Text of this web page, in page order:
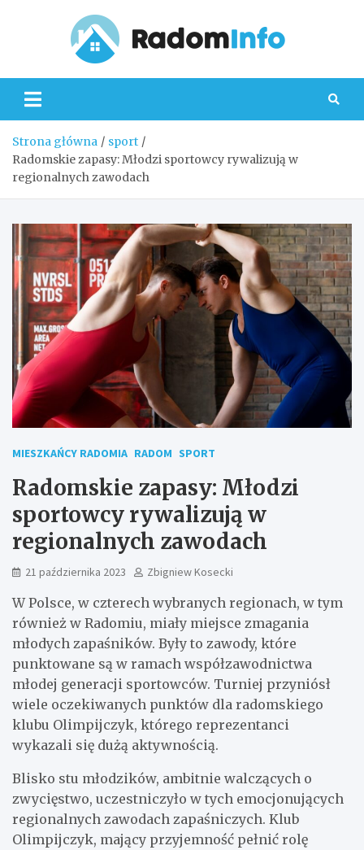
Strona główna
sport
Radomskie zapasy: Młodzi sportowcy rywalizują w
regionalnych zawodach
MIESZKAŃCY RADOMIA RADOM SPORT
Radomskie zapasy: Młodzi
sportowcy rywalizują w
regionalnych zawodach
21 października 2023 Zbigniew Kosecki
W Polsce, w czterech wybranych regionach, w tym
również w Radomiu, miały miejsce zmagania
młodych zapaśników. Były to zawody, które
punktowane są w ramach współzawodnictwa
młodej generacji sportowców. Turniej przyniósł
wiele oczekiwanych punktów dla radomskiego
klubu Olimpijczyk, którego reprezentanci
wykazali się dużą aktywnością.
Blisko stu młodzików, ambitnie walczących o
zwycięstwo, uczestniczyło w tych emocjonujących
regionalnych zawodach zapaśniczych. Klub
Olimpijczyk, mający przyjemność pełnić rolę